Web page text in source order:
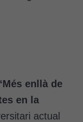
enllà de
en la
actual